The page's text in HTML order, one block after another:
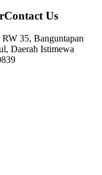
Us
35, Banguntapan
Daerah Istimewa